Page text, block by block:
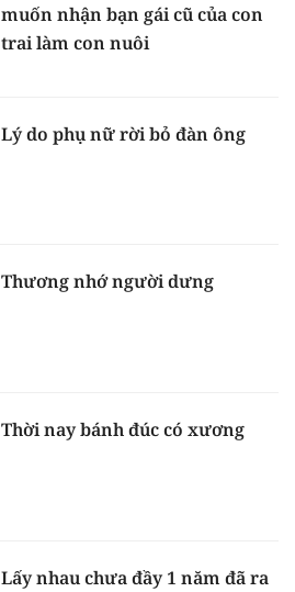
muốn nhận bạn gái cũ của con
trai làm con nuôi
Lý do phụ nữ rời bỏ đàn ông
Thương nhớ người dưng
Thời nay bánh đúc có xương
Lấy nhau chưa đầy 1 năm đã ra